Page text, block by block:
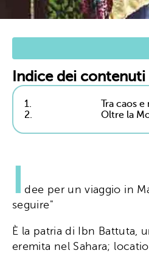
Indice dei contenuti
1.
Tra caos
2.
Oltre la
Idee per un viaggio in
seguire"
È la patria di Ibn Battuta,
eremita nel Sahara;